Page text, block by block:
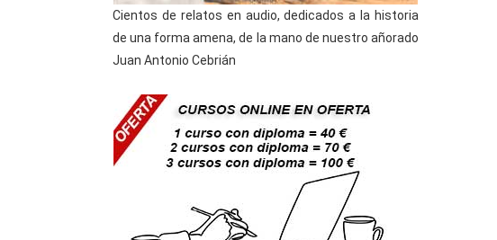
Cientos de relatos en audio, dedicados a la historia
de una forma amena, de la mano de nuestro añorado
Juan Antonio Cebrián